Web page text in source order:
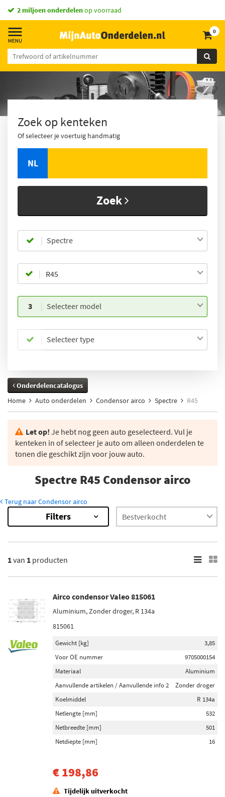
2 miljoen onderdelenop voorraad
0
Zoek op kenteken
Of selecteer je voertuig handmatig
NL
Zoek
Spectre
3 Selecteer model
Selecteer type
Onderdelencatalogus
Home
Auto onderdelen Condensor airco Spectre R45
Let op! Je hebt nog geen auto geselecteerd. Vul je
kenteken in of selecteer je auto om alleen onderdelen te
tonen die geschikt zijn voor jouw auto.
Spectre R45 Condensor airco
Terug naar Condensor airco
Filters
1van 1 producten
Airco condensor Valeo 815061
Aluminium, Zonder droger, R 134a
815061
Gewicht [kg]
3,85
Voor OE nummer
9705000154
Materiaal
Aluminium
Aanvullende artikelen / Aanvullende info 2
Zonder droger
Koelmiddel
R 134a
Netlengte [mm]
532
Netbreedte [mm]
501
Netdiepte [mm]
16
€ 198,86
Tijdelijk uitverkocht